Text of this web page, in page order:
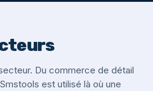
Du commerce de détail
est utilisé là où une